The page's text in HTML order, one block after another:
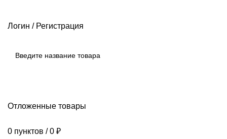
Логин / Регистрация
Отложенные товары
0 пунктов / 0 ₽